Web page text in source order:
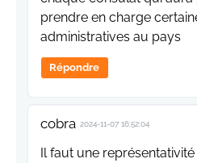
prendre en charge
administratives au pays
Répondre
cobra 2024-11-07 16:52:04
Il faut une